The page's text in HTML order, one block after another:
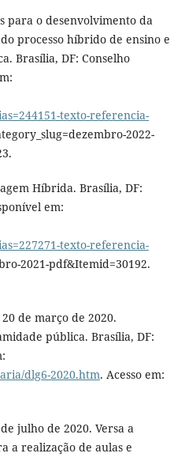
para o desenvolvimento da
processo híbrido de ensino e
Brasília, DF: Conselho
texto-referencia-
2022-
Híbrida. Brasília, DF:
em:
texto-referencia-
2021-pdf&Itemid=30192.
de março de 2020.
pública. Brasília, DF:
dlg6-2020.htm. Acesso em:
julho de 2020. Versa a
a realização de aulas e